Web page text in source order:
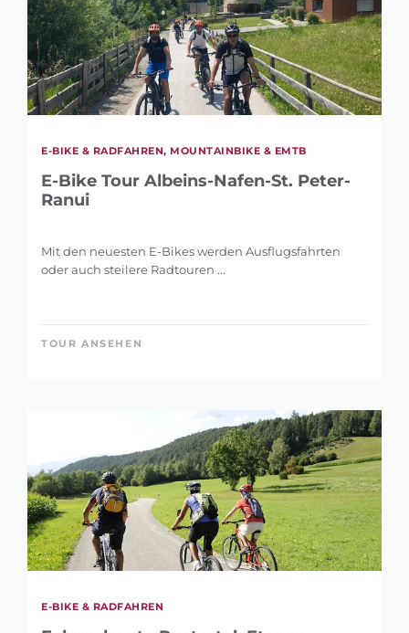
E-BIKE & RADFAHREN, MOUNTAINBIKE & EMTB
E-Bike Tour Albeins-Nafen-St. Peter-
Ranui
Mit den neuesten E-Bikes werden Ausflugsfahrten
oder auch steilere Radtouren ...
TOUR ANSEHEN
E-BIKE & RADFAHREN